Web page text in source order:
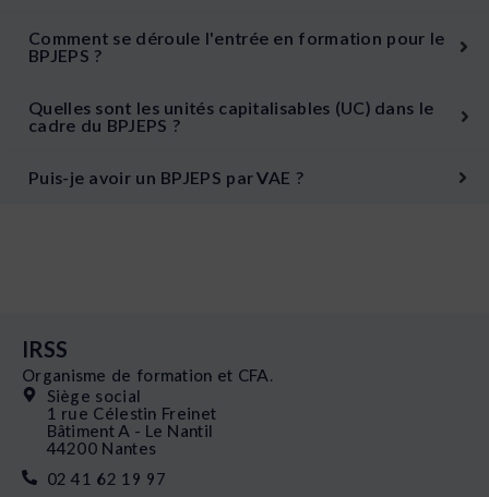
Comment se déroule l'entrée en formation pour le
BPJEPS ?
Quelles sont les unités capitalisables (UC) dans le
cadre du BPJEPS ?
Puis-je avoir un BPJEPS par VAE ?
IRSS
Organisme de formation et CFA.
Siège social
1 rue Célestin Freinet
Bâtiment A - Le Nantil
44200 Nantes
02 41 62 19 97